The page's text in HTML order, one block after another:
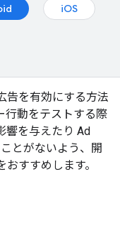
iOS
告を有効にする方法
行動をテストする際
響を与えたり Ad
とがないよう、開
すすめします。